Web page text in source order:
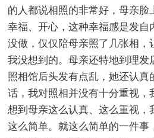
的人都说相照的非常好，母亲脸
幸福、开心，这种幸福感是发自
没做，仅仅陪母亲照了几张相，
我没想到的。母亲还特地到理发
照相馆后头发有点乱，她还认真
话，我对照相并没有十分重视，
想到母亲这么认真、这么重视，
这么简单。就这么简单的一件事